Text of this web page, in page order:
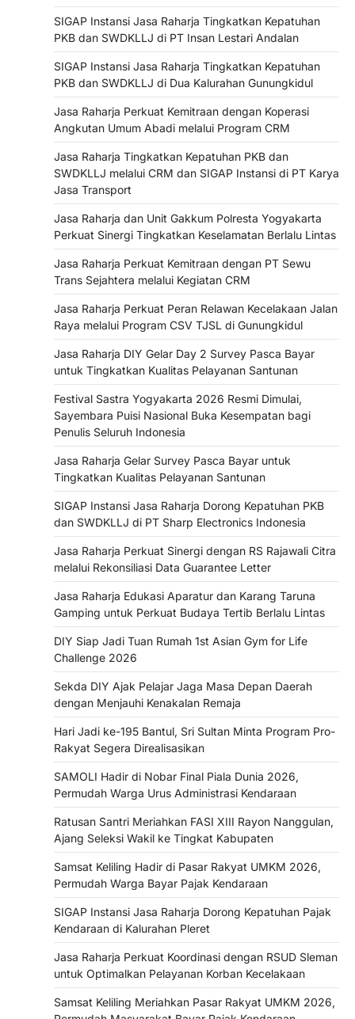
SIGAP Instansi Jasa Raharja Tingkatkan Kepatuhan
PKB dan SWDKLLJ di PT Insan Lestari Andalan
SIGAP Instansi Jasa Raharja Tingkatkan Kepatuhan
PKB dan SWDKLLJ di Dua Kalurahan Gunungkidul
Jasa Raharja Perkuat Kemitraan dengan Koperasi
Angkutan Umum Abadi melalui Program CRM
Jasa Raharja Tingkatkan Kepatuhan PKB dan
SWDKLLJ melalui CRM dan SIGAP Instansi di PT Karya
Jasa Transport
Jasa Raharja dan Unit Gakkum Polresta Yogyakarta
Perkuat Sinergi Tingkatkan Keselamatan Berlalu Lintas
Jasa Raharja Perkuat Kemitraan dengan PT Sewu
Trans Sejahtera melalui Kegiatan CRM
Jasa Raharja Perkuat Peran Relawan Kecelakaan Jalan
Raya melalui Program CSV TJSL di Gunungkidul
Jasa Raharja DIY Gelar Day 2 Survey Pasca Bayar
untuk Tingkatkan Kualitas Pelayanan Santunan
Festival Sastra Yogyakarta 2026 Resmi Dimulai,
Sayembara Puisi Nasional Buka Kesempatan bagi
Penulis Seluruh Indonesia
Jasa Raharja Gelar Survey Pasca Bayar untuk
Tingkatkan Kualitas Pelayanan Santunan
SIGAP Instansi Jasa Raharja Dorong Kepatuhan PKB
dan SWDKLLJ di PT Sharp Electronics Indonesia
Jasa Raharja Perkuat Sinergi dengan RS Rajawali Citra
melalui Rekonsiliasi Data Guarantee Letter
Jasa Raharja Edukasi Aparatur dan Karang Taruna
Gamping untuk Perkuat Budaya Tertib Berlalu Lintas
DIY Siap Jadi Tuan Rumah 1st Asian Gym for Life
Challenge 2026
Sekda DIY Ajak Pelajar Jaga Masa Depan Daerah
dengan Menjauhi Kenakalan Remaja
Hari Jadi ke-195 Bantul, Sri Sultan Minta Program Pro-
Rakyat Segera Direalisasikan
SAMOLI Hadir di Nobar Final Piala Dunia 2026,
Permudah Warga Urus Administrasi Kendaraan
Ratusan Santri Meriahkan FASI XIII Rayon Nanggulan,
Ajang Seleksi Wakil ke Tingkat Kabupaten
Samsat Keliling Hadir di Pasar Rakyat UMKM 2026,
Permudah Warga Bayar Pajak Kendaraan
SIGAP Instansi Jasa Raharja Dorong Kepatuhan Pajak
Kendaraan di Kalurahan Pleret
Jasa Raharja Perkuat Koordinasi dengan RSUD Sleman
untuk Optimalkan Pelayanan Korban Kecelakaan
Samsat Keliling Meriahkan Pasar Rakyat UMKM 2026,